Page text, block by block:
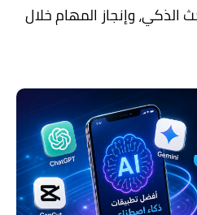
الذكي، وإنجاز المهام خلال